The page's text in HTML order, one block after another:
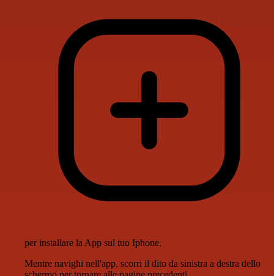
per installare la App sul tuo Iphone.
Mentre navighi nell'app, scorri il dito da sinistra a destra dello